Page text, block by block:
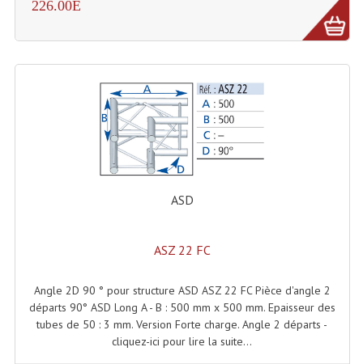
Tables De Mixage DJ
Controleurs DJ USB / MP3
Consoles Sono Et Studio
Lumière
Boules À Facettes
Changeurs De Couleurs
226.00E
ASD
ASZ 22 FC
Angle 2D 90 ° pour structure ASD ASZ 22 FC Pièce d'angle 2
départs 90° ASD Long A - B : 500 mm x 500 mm. Epaisseur des
tubes de 50 : 3 mm. Version Forte charge. Angle 2 départs -
cliquez-ici pour lire la suite...